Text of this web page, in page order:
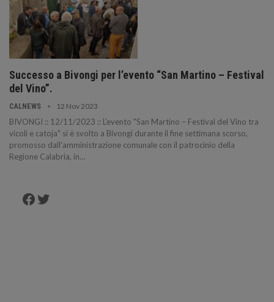
Successo a Bivongi per l’evento “San Martino – Festival
del Vino”.
CALNEWS 12 Nov 2023
BIVONGI :: 12/11/2023 :: L'evento "San Martino – Festival del Vino tra
vicoli e catoja" si è svolto a Bivongi durante il fine settimana scorso,
promosso dall'amministrazione comunale con il patrocinio della
Regione Calabria, in…
Facebook
Twitter